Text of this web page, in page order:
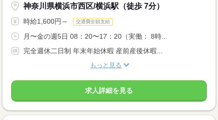
神奈川県横浜市西区/横浜駅（徒歩 7分）
時給1,600円～ 交通費全額支給
月〜金の週5日 08：20〜17：20（実働： 8時...
完全週休二日制 年末年始休暇 産前産後休暇...
もっと見る
求人詳細を見る